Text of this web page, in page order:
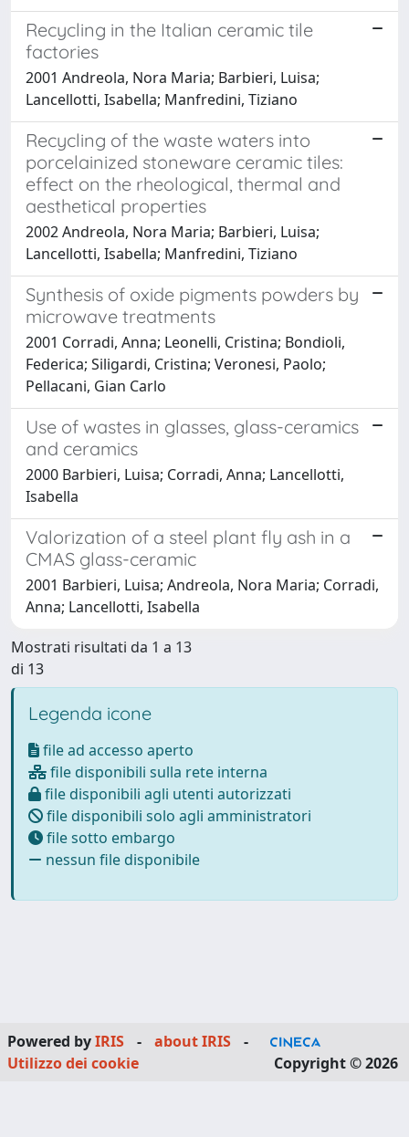
Recycling in the Italian ceramic tile
factories
2001 Andreola, Nora Maria; Barbieri, Luisa;
Lancellotti, Isabella; Manfredini, Tiziano
Recycling of the waste waters into
porcelainized stoneware ceramic tiles:
effect on the rheological, thermal and
aesthetical properties
2002 Andreola, Nora Maria; Barbieri, Luisa;
Lancellotti, Isabella; Manfredini, Tiziano
Synthesis of oxide pigments powders by
microwave treatments
2001 Corradi, Anna; Leonelli, Cristina; Bondioli,
Federica; Siligardi, Cristina; Veronesi, Paolo;
Pellacani, Gian Carlo
Use of wastes in glasses, glass-ceramics
and ceramics
2000 Barbieri, Luisa; Corradi, Anna; Lancellotti,
Isabella
Valorization of a steel plant fly ash in a
CMAS glass-ceramic
2001 Barbieri, Luisa; Andreola, Nora Maria; Corradi,
Anna; Lancellotti, Isabella
Mostrati risultati da 1 a 13
di 13
Legenda icone
file ad accesso aperto
file disponibili sulla rete interna
file disponibili agli utenti autorizzati
file disponibili solo agli amministratori
file sotto embargo
nessun file disponibile
Powered byIRIS - about IRIS
-
Utilizzo dei cookie
Copyright © 2026